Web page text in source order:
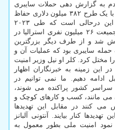
به گزارش دهی حملات سایبری
تشویق شوند. دولت اهتمام دارد با یک طرح ۳۸۲ میلون دلاری حفاظ
سایبری خودرا قدرتمندتر کند. این درحالی است که طی ۲۰۲۳
میلادی اطلاعات حدود نیمی از جمیعت ۲۶ میلیون نفری استرالیا در
شد و از طرف دیگر بزرگترین
حمله سایبری بود که عملیات آن و
را مختل کرد. کلر او نیل وزیر امنیت
این زمینه به خبرنگاران اظهار
ادامه دهیم. ما نمی توانیم در
سراسر کشور پراکنده می شوند،
می مانند، کسب و کارهای کوچک و
کنند در مقابل این تهدیدها
کنار بیایند. آنتونی آلبانز
نمود امنیت ملی بطور معمول به